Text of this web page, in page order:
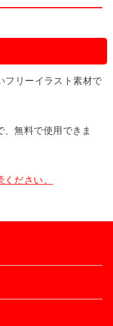
フリーイラスト素材で
無料で使用できま
ださい。